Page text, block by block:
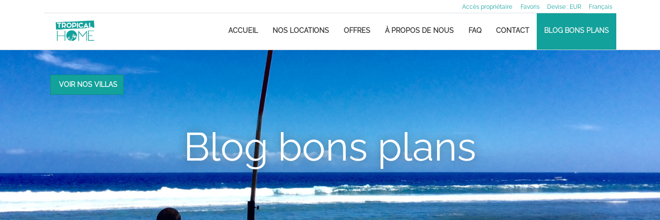
Français
Devise : EUR
Favoris
Accès propriétaire
ACCUEIL NOS LOCATIONS OFFRES À PROPOS DE NOUS FAQ CONTACT BLOG BONS PLANS
VOIR NOS VILLAS
Blog bons plans